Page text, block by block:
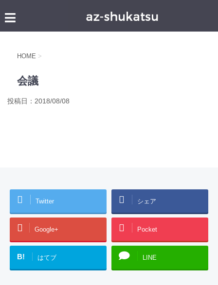
HOME >
会議
投稿日： 2018/08/08
Twitter シェア
Google+ Pocket
B! はてブ LINE